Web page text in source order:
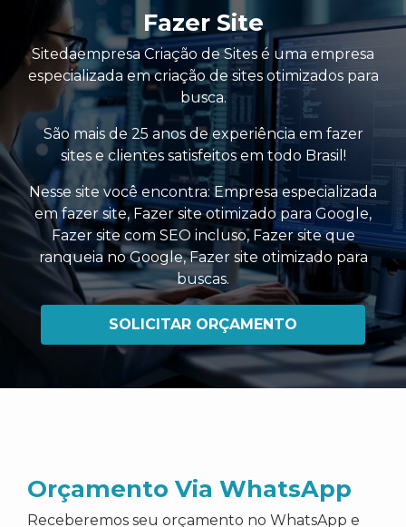
Fazer Site
Sitedaempresa Criação de Sites é uma empresa
especializada em criação de sites otimizados para
busca.
São mais de 25 anos de experiência em fazer
sites e clientes satisfeitos em todo Brasil!
Nesse site você encontra:Empresa especializada
em fazer site,Fazer site otimizado para Google,
Fazer site com SEO incluso, Fazer site que
ranqueia no Google,Fazer site otimizado para
buscas.
SOLICITAR ORÇAMENTO
Orçamento Via WhatsApp
Receberemos seu orçamento no WhatsApp e